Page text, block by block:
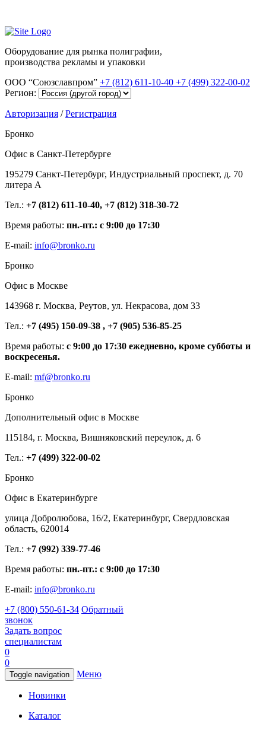
Оборудование для рынка полиграфии,
производства рекламы и упаковки
ООО “Союзславпром” +7 (812) 611-10-40 +7 (499) 322-00-02
Регион:
Авторизация /Регистрация
Бронко
Офис в Санкт-Петербурге
195279 Санкт-Петербург, Индустриальный проспект, д. 70
литера А
Тел.: +7 (812) 611-10-40, +7 (812) 318-30-72
Время работы: пн.-пт.: с 9:00 до 17:30
E-mail: info@bronko.ru
Бронко
Офис в Москве
143968 г. Москва, Реутов, ул. Некрасова, дом 33
Тел.: +7 (495) 150-09-38 , +7 (905) 536-85-25
Время работы: с 9:00 до 17:30 ежедневно, кроме субботы и
воскресенья.
E-mail: mf@bronko.ru
Бронко
Дополнительный офис в Москве
115184, г. Москва, Вишняковский переулок, д. 6
Тел.: +7 (499) 322-00-02
Бронко
Офис в Екатеринбурге
улица Добролюбова, 16/2, Екатеринбург, Свердловская
область, 620014
Тел.: +7 (992) 339-77-46
Время работы: пн.-пт.: с 9:00 до 17:30
E-mail: info@bronko.ru
+7 (800) 550-61-34 Обратный
звонок
Задать вопрос
специалистам
0
0
Toggle navigation Меню
Новинки
Каталог